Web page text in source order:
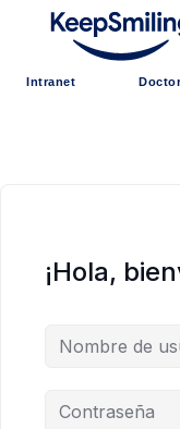
Intranet
¡Hola,